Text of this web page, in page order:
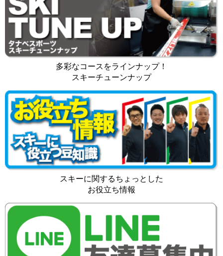
多彩なコースをラインナップ！
スキーチューンナップ
スキーに関するちょっとした
お役立ち情報